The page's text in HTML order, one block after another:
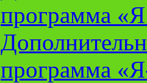
программа «Я
программа